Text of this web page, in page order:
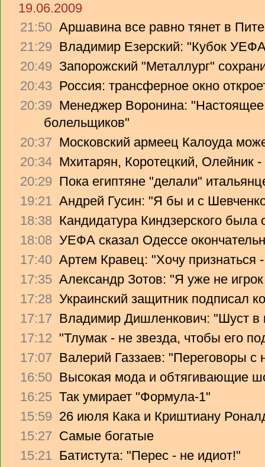
19.06.2009
21:50 Аршавина все равно тянет в
21:29 Владимир Езерский: "Кубок
20:49 Запорожский "Металлург"
20:43 Россия: трансферное окно
20:39 Менеджер Воронина: "Настоящее
болельщиков"
20:37 Московский армеец Калоуда
20:34 Мхитарян, Коротецкий, Олейник -
20:29 Пока египтяне "делали"
19:21 Андрей Гусин: "Я бы и с
18:38 Кандидатура Киндзерского была
18:08 УЕФА сказал Одессе
17:40 Артем Кравец: "Хочу признаться
17:35 Александр Зотов: "Я уже не
17:28 Украинский защитник подписал
17:17 Владимир Дишленкович: "Шуст в
17:12 "Тлумак - не звезда, чтобы его
17:07 Валерий Газзаев: "Переговоры с
16:50 Высокая мода и обтягивающие
16:25 Так умирает "Формула-1"
15:59 26 июля Кака и Криштиану
15:27 Самые богатые
15:21 Батистута: "Перес - не идиот!"